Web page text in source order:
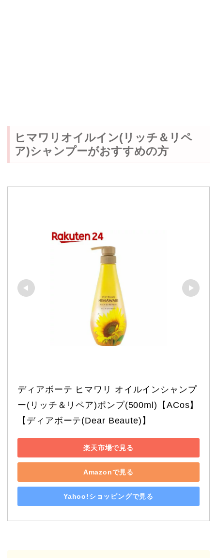
ヒマワリオイルイン(リッチ＆リペ
ア)シャンプーがおすすめの方
ディアボーテ ヒマワリ オイルインシャンプ
ー(リッチ＆リペア)ポンプ(500ml)【ACos】
【ディアボーテ(Dear Beaute)】
楽天市場で見る
Amazonで見る
Yahoo!ショッピングで見る